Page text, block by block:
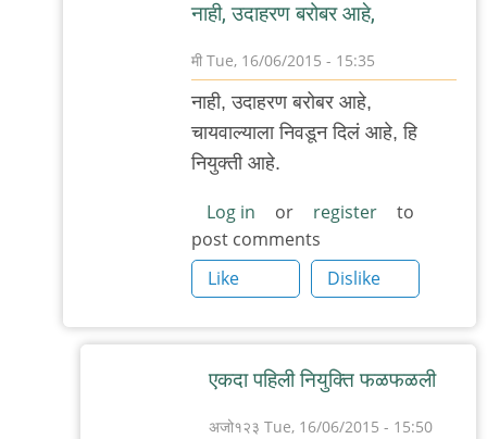
नाही, उदाहरण बरोबर आहे,
मी Tue, 16/06/2015 - 15:35
to
वेल,
चायवाला
जर
पंप्र
होऊ
by
नाही, उदाहरण बरोबर आहे,
चायवाल्याला निवडून दिलं आहे, हि
नियुक्ती आहे.
Log in or register
to
post comments
Like
Dislike
एकदा पहिली नियुक्ति फळफळली
अजो१२३ Tue, 16/06/2015 - 15:50